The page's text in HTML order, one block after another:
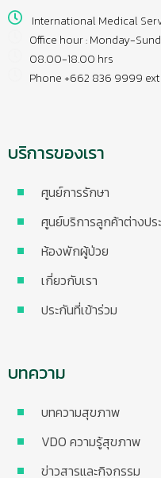
International Medical
Office hour : Monday-
08.00-18.00 hrs
Phone +662 836 9999 ext
บริการของเรา
ศูนย์การรักษา
ศูนย์บริการลูกค้าต่างปร
ห้องพักผู้ป่วย
เกี่ยวกับเรา
ประกันที่เข้าร่วม
บทความ
บทความสุขภาพ
VDO ความรู้สุขภาพ
ข่าวสารและกิจกรรม